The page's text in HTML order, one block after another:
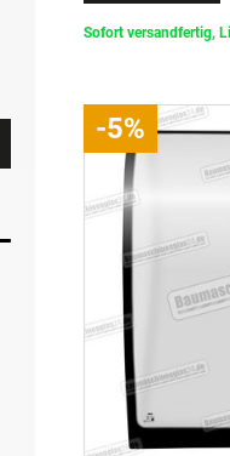
Sofort versandfertig,
-5%